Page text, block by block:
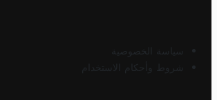
سياسة الخصوصية
شروط وأحكام الاستخدام